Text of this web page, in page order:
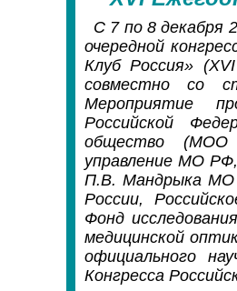
С 7 по 8 декабря
очередной
Клуб Россия»
совместно со
Мероприятие
Российской
общество (МОО
управление МО
П.В. Мандрыка МО
России,
Фонд
медицинской
официального
Конгресса